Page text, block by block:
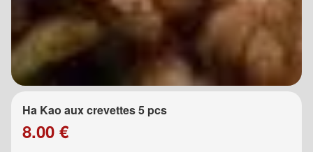
Ha Kao aux crevettes 5 pcs
8.00 €